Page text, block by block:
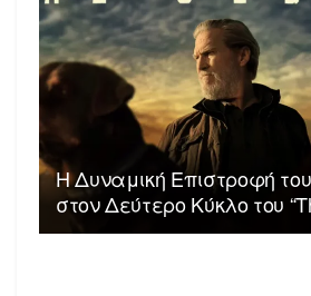
Η Δυναμική Επιστροφή
στον Δεύτερο Κύκλο του